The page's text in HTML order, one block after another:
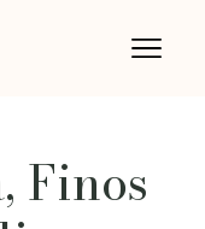
Finos